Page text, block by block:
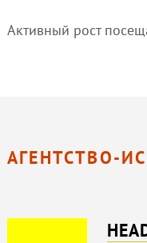
Активный рост
АГЕНТСТВО-